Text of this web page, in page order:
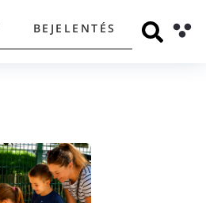
BEJELENTÉS